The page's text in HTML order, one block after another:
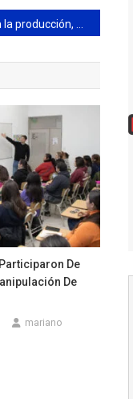
De
De
mariano